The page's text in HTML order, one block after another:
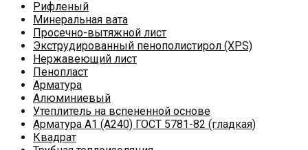
Рифленый
Минеральная вата
Просечно-вытяжной лист
Экструдированный пенополистирол (XPS)
Нержавеющий лист
Пенопласт
Арматура
Алюминиевый
Утеплитель на вспененной основе
Арматура A1 (A240) ГОСТ 5781-82 (гладкая)
Квадрат